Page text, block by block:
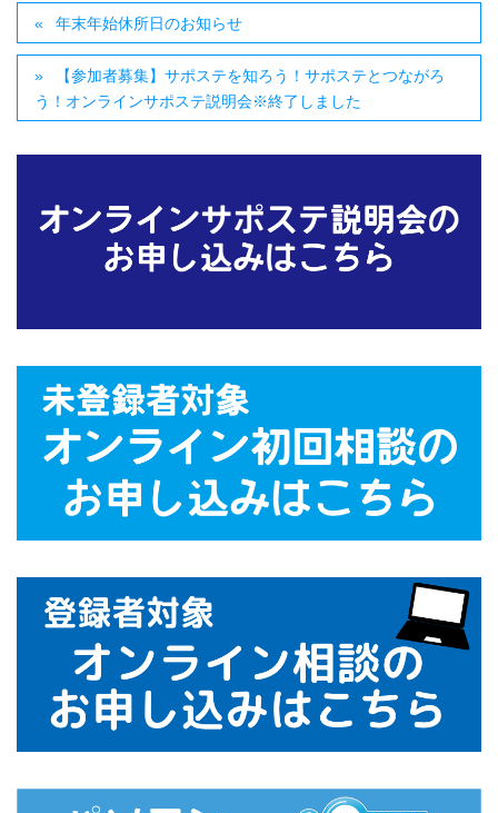
年末年始休所日のお知らせ
【参加者募集】サポステを知ろう！サポステとつながろ
う！オンラインサポステ説明会※終了しました